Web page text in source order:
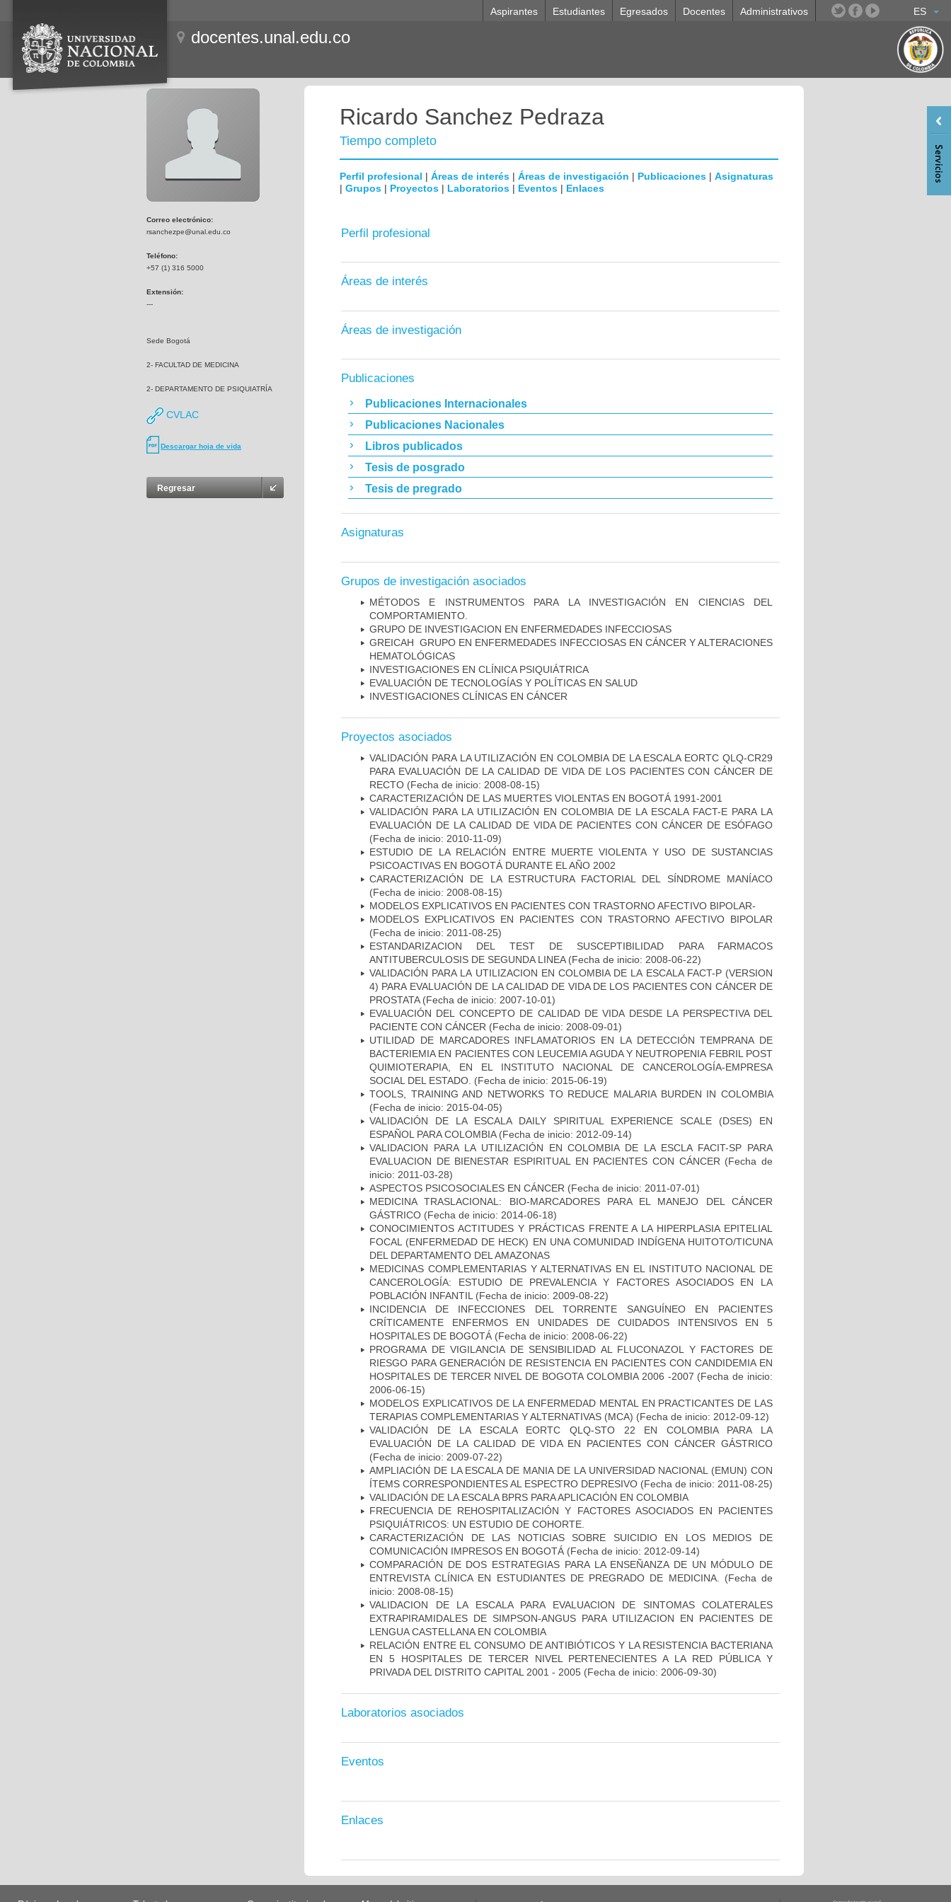
ES
Aspirantes Estudiantes Egresados Docentes Administrativos
docentes.unal.edu.co
Correo electrónico:
rsanchezpe@unal.edu.co
Teléfono:
+57 (1) 316 5000
Extensión:
---
Sede Bogotá
2- FACULTAD DE MEDICINA
2- DEPARTAMENTO DE PSIQUIATRÍA
CVLAC
Descargar hoja de vida
Regresar
Ricardo Sanchez Pedraza
Tiempo completo
Perfil profesional | Áreas de interés | Áreas de investigación | Publicaciones | Asignaturas
| Grupos | Proyectos | Laboratorios | Eventos | Enlaces
Perfil profesional
Áreas de interés
Áreas de investigación
Publicaciones
Publicaciones Internacionales
Publicaciones Nacionales
Libros publicados
Tesis de posgrado
Tesis de pregrado
Asignaturas
Grupos de investigación asociados
MÉTODOS E INSTRUMENTOS PARA LA INVESTIGACIÓN EN CIENCIAS DEL
COMPORTAMIENTO.
GRUPO DE INVESTIGACION EN ENFERMEDADES INFECCIOSAS
GREICAH ­ GRUPO EN ENFERMEDADES INFECCIOSAS EN CÁNCER Y ALTERACIONES
HEMATOLÓGICAS
INVESTIGACIONES EN CLÍNICA PSIQUIÁTRICA
EVALUACIÓN DE TECNOLOGÍAS Y POLÍTICAS EN SALUD
INVESTIGACIONES CLÍNICAS EN CÁNCER
Proyectos asociados
VALIDACIÓN PARA LA UTILIZACIÓN EN COLOMBIA DE LA ESCALA EORTC QLQ-CR29
PARA EVALUACIÓN DE LA CALIDAD DE VIDA DE LOS PACIENTES CON CÁNCER DE
RECTO (Fecha de inicio: 2008-08-15)
CARACTERIZACIÓN DE LAS MUERTES VIOLENTAS EN BOGOTÁ 1991-2001
VALIDACIÓN PARA LA UTILIZACIÓN EN COLOMBIA DE LA ESCALA FACT-E PARA LA
EVALUACIÓN DE LA CALIDAD DE VIDA DE PACIENTES CON CÁNCER DE ESÓFAGO
(Fecha de inicio: 2010-11-09)
ESTUDIO DE LA RELACIÓN ENTRE MUERTE VIOLENTA Y USO DE SUSTANCIAS
PSICOACTIVAS EN BOGOTÁ DURANTE EL AÑO 2002
CARACTERIZACIÓN DE LA ESTRUCTURA FACTORIAL DEL SÍNDROME MANÍACO
(Fecha de inicio: 2008-08-15)
MODELOS EXPLICATIVOS EN PACIENTES CON TRASTORNO AFECTIVO BIPOLAR-
MODELOS EXPLICATIVOS EN PACIENTES CON TRASTORNO AFECTIVO BIPOLAR
(Fecha de inicio: 2011-08-25)
ESTANDARIZACION DEL TEST DE SUSCEPTIBILIDAD PARA FARMACOS
ANTITUBERCULOSIS DE SEGUNDA LINEA(Fecha de inicio: 2008-06-22)
VALIDACIÓN PARA LA UTILIZACION EN COLOMBIA DE LA ESCALA FACT-P (VERSION
4) PARA EVALUACIÓN DE LA CALIDAD DE VIDA DE LOS PACIENTES CON CÁNCER DE
PROSTATA(Fecha de inicio: 2007-10-01)
EVALUACIÓN DEL CONCEPTO DE CALIDAD DE VIDA DESDE LA PERSPECTIVA DEL
PACIENTE CON CÁNCER (Fecha de inicio: 2008-09-01)
UTILIDAD DE MARCADORES INFLAMATORIOS EN LA DETECCIÓN TEMPRANA DE
BACTERIEMIA EN PACIENTES CON LEUCEMIA AGUDA Y NEUTROPENIA FEBRIL POST
QUIMIOTERAPIA, EN EL INSTITUTO NACIONAL DE CANCEROLOGÍA-EMPRESA
SOCIAL DEL ESTADO. (Fecha de inicio: 2015-06-19)
TOOLS, TRAINING AND NETWORKS TO REDUCE MALARIA BURDEN IN COLOMBIA
(Fecha de inicio: 2015-04-05)
VALIDACIÓN DE LA ESCALA DAILY SPIRITUAL EXPERIENCE SCALE (DSES) EN
ESPAÑOL PARA COLOMBIA(Fecha de inicio: 2012-09-14)
VALIDACION PARA LA UTILIZACIÓN EN COLOMBIA DE LA ESCLA FACIT-SP PARA
EVALUACION DE BIENESTAR ESPIRITUAL EN PACIENTES CON CÁNCER (Fecha de
inicio: 2011-03-28)
ASPECTOS PSICOSOCIALES EN CÁNCER (Fecha de inicio: 2011-07-01)
MEDICINA TRASLACIONAL: BIO-MARCADORES PARA EL MANEJO DEL CÁNCER
GÁSTRICO (Fecha de inicio: 2014-06-18)
CONOCIMIENTOS ACTITUDES Y PRÁCTICAS FRENTE A LA HIPERPLASIA EPITELIAL
FOCAL (ENFERMEDAD DE HECK) EN UNA COMUNIDAD INDÍGENA HUITOTO/TICUNA
DEL DEPARTAMENTO DEL AMAZONAS
MEDICINAS COMPLEMENTARIAS Y ALTERNATIVAS EN EL INSTITUTO NACIONAL DE
CANCEROLOGÍA: ESTUDIO DE PREVALENCIA Y FACTORES ASOCIADOS EN LA
POBLACIÓN INFANTIL (Fecha de inicio: 2009-08-22)
INCIDENCIA DE INFECCIONES DEL TORRENTE SANGUÍNEO EN PACIENTES
CRÍTICAMENTE ENFERMOS EN UNIDADES DE CUIDADOS INTENSIVOS EN 5
HOSPITALES DE BOGOTÁ (Fecha de inicio: 2008-06-22)
PROGRAMA DE VIGILANCIA DE SENSIBILIDAD AL FLUCONAZOL Y FACTORES DE
RIESGO PARA GENERACIÓN DE RESISTENCIA EN PACIENTES CON CANDIDEMIA EN
HOSPITALES DE TERCER NIVEL DE BOGOTA COLOMBIA 2006 -2007 (Fecha de inicio:
2006-06-15)
MODELOS EXPLICATIVOS DE LA ENFERMEDAD MENTAL EN PRACTICANTES DE LAS
TERAPIAS COMPLEMENTARIAS Y ALTERNATIVAS (MCA) (Fecha de inicio: 2012-09-12)
VALIDACIÓN DE LA ESCALA EORTC QLQ-STO 22 EN COLOMBIA PARA LA
EVALUACIÓN DE LA CALIDAD DE VIDA EN PACIENTES CON CÁNCER GÁSTRICO
(Fecha de inicio: 2009-07-22)
AMPLIACIÓN DE LA ESCALA DE MANIA DE LA UNIVERSIDAD NACIONAL (EMUN) CON
ÍTEMS CORRESPONDIENTES AL ESPECTRO DEPRESIVO (Fecha de inicio: 2011-08-25)
VALIDACIÓN DE LA ESCALA BPRS PARA APLICACIÓN EN COLOMBIA
FRECUENCIA DE REHOSPITALIZACIÓN Y FACTORES ASOCIADOS EN PACIENTES
PSIQUIÁTRICOS: UN ESTUDIO DE COHORTE.
CARACTERIZACIÓN DE LAS NOTICIAS SOBRE SUICIDIO EN LOS MEDIOS DE
COMUNICACIÓN IMPRESOS EN BOGOTÁ (Fecha de inicio: 2012-09-14)
COMPARACIÓN DE DOS ESTRATEGIAS PARA LA ENSEÑANZA DE UN MÓDULO DE
ENTREVISTA CLÍNICA EN ESTUDIANTES DE PREGRADO DE MEDICINA. (Fecha de
inicio: 2008-08-15)
VALIDACION DE LA ESCALA PARA EVALUACION DE SINTOMAS COLATERALES
EXTRAPIRAMIDALES DE SIMPSON-ANGUS PARA UTILIZACION EN PACIENTES DE
LENGUA CASTELLANA EN COLOMBIA
RELACIÓN ENTRE EL CONSUMO DE ANTIBIÓTICOS Y LA RESISTENCIA BACTERIANA
EN 5 HOSPITALES DE TERCER NIVEL PERTENECIENTES A LA RED PÚBLICA Y
PRIVADA DEL DISTRITO CAPITAL 2001 - 2005 (Fecha de inicio: 2006-09-30)
Laboratorios asociados
Eventos
Enlaces